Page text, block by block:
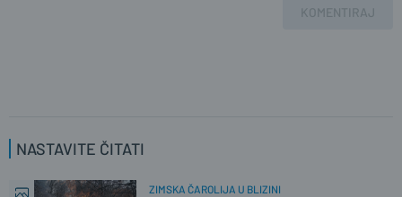
KOMENTIRAJ
NASTAVITE ČITATI
ZIMSKA ČAROLIJA U BLIZINI